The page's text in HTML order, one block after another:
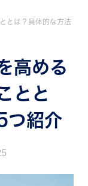
とは？具体的な方法
高める
とと
つ紹介